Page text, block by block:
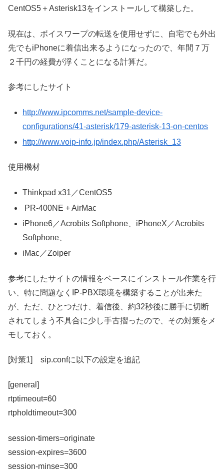
CentOS5＋Asterisk13をインストールして構築した。
現在は、ボイスワープの転送を使用せずに、自宅でも外出
先でもiPhoneに着信出来るようになったので、年間７万
２千円の経費が浮くことになる計算だ。
参考にしたサイト
http://www.ipcomms.net/sample-device-
configurations/41-asterisk/179-asterisk-13-on-centos
http://www.voip-info.jp/index.php/Asterisk_13
使用機材
Thinkpad x31／CentOS5
PR-400NE + AirMac
iPhone6／Acrobits Softphone、iPhoneX／Acrobits
Softphone、
iMac／Zoiper
参考にしたサイトの情報をベースにインストール作業を行
い、特に問題なくIP-PBX環境を構築することが出来た
が、ただ、ひとつだけ、着信後、約32秒後に勝手に切断
されてしまう不具合に少し手古摺ったので、その対策をメ
モしておく。
[対策1] sip.confに以下の設定を追記
[general]
rtptimeout=60
rtpholdtimeout=300
session-timers=originate
session-expires=3600
session-minse=300